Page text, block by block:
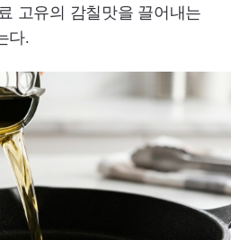
고유의 감칠맛을 끌어내는
다.